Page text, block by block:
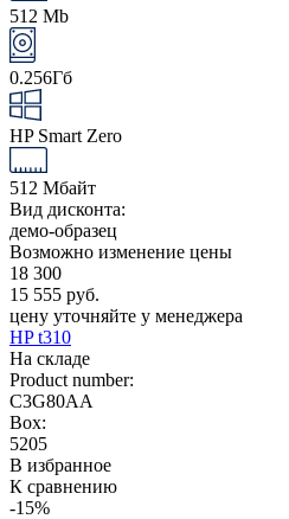
512 Mb
0.256Гб
HP Smart Zero
512 Мбайт
Вид дисконта:
демо-образец
Возможно изменение цены
18 300
15 555 руб.
цену уточняйте у менеджера
HP t310
На складе
Product number:
C3G80AA
Box:
5205
В избранное
К сравнению
-15%